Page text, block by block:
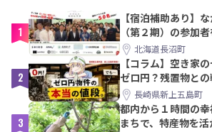
1
【宿泊補助あり】
（第２期）の参加
【8/21〆】
北海道長沼町
2
【コラム】空き家
ゼロ円？残置物と
教訓｜新上五島町
長崎県新上五島町
3
都内から１時間の
まちで、特産物を